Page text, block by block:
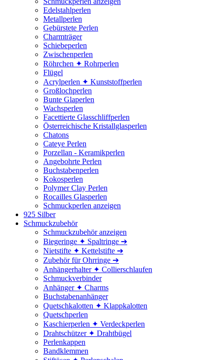
Edelstahlperlen
Metallperlen
Gebürstete Perlen
Charmträger
Schiebeperlen
Zwischenperlen
Röhrchen ✦ Rohrperlen
Flügel
Acrylperlen ✦ Kunststoffperlen
Großlochperlen
Bunte Glaperlen
Wachsperlen
Facettierte Glasschliffperlen
Österreichische Kristallglasperlen
Chatons
Cateye Perlen
Porzellan - Keramikperlen
Angebohrte Perlen
Buchstabenperlen
Kokosperlen
Polymer Clay Perlen
Rocailles Glasperlen
Schmuckperlen anzeigen
925 Silber
Schmuckzubehör
Schmuckzubehör anzeigen
Biegeringe ✦ Spaltringe ➔
Nietstifte ✦ Kettelstifte ➔
Zubehör für Ohrringe ➔
Anhängerhalter ✦ Collierschlaufen
Schmuckverbinder
Anhänger ✦ Charms
Buchstabenanhänger
Quetschkalotten ✦ Klappkalotten
Quetschperlen
Kaschierperlen ✦ Verdeckperlen
Drahtschützer ✦ Drahtbügel
Perlenkappen
Bandklemmen